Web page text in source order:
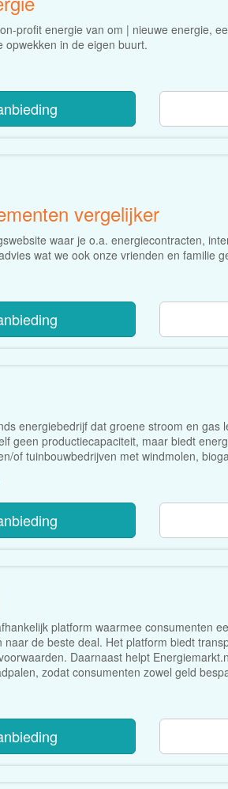
profit energie van om | nieuwe energie,
opwekken in de eigen buurt.
vergelijker
waar je o.a. energiecontracten,
wat we ook onze vrienden en familie
energiebedrijf dat groene stroom en gas
geen productiecapaciteit, maar biedt
of tuinbouwbedrijven met windmolen,
platform waarmee consumenten
de beste deal. Het platform biedt
Daarnaast helpt
zodat consumenten zowel geld